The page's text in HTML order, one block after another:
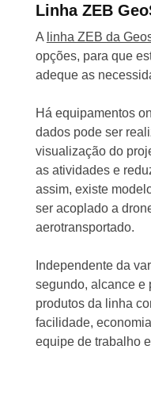
Linha ZEB
A linha ZEB da
opções, para que
adeque as
Há equipamentos
dados pode ser
visualização do
as atividades e
assim, existe
ser acoplado a
aerotransportado.
Independente da
segundo, alcance e
produtos da linha
facilidade,
equipe de trabalho